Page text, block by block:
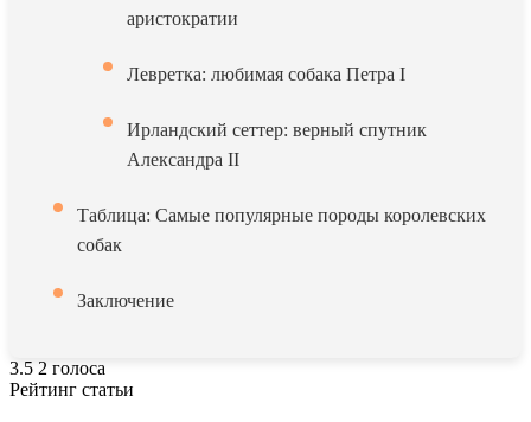
аристократии
Левретка: любимая собака Петра I
Ирландский сеттер: верный спутник
Александра II
Таблица: Самые популярные породы королевских
собак
Заключение
3.5 2 голоса
Рейтинг статьи